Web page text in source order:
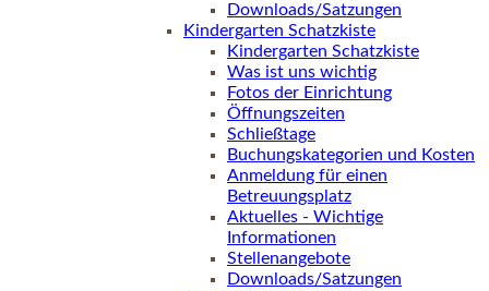
Downloads/Satzungen
Kindergarten Schatzkiste
Kindergarten Schatzkiste
Was ist uns wichtig
Fotos der Einrichtung
Öffnungszeiten
Schließtage
Buchungskategorien und Kosten
Anmeldung für einen
Betreuungsplatz
Aktuelles - Wichtige
Informationen
Stellenangebote
Downloads/Satzungen